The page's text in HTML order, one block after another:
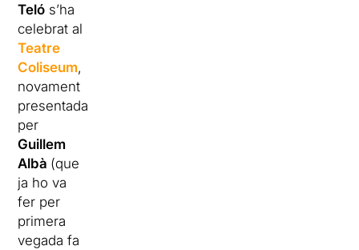
Teló s’ha
celebrat al
Teatre
Coliseum,
novament
presentada
per
Guillem
Albà (que
ja ho va
fer per
primera
vegada fa